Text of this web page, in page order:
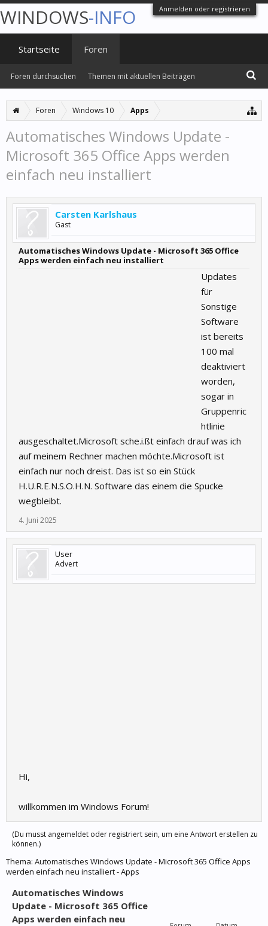
Anmelden oder registrieren
Foren Windows 10 Apps
Automatisches Windows Update -
Microsoft 365 Office Apps werden
einfach neu installiert
Carsten Karlshaus
Gast
Automatisches Windows Update - Microsoft 365 Office
Apps werden einfach neu installiert
Updates
für
Sonstige
Software
ist bereits
100 mal
deaktiviert
worden,
sogar in
Gruppenric
htlinie
ausgeschaltet.Microsoft sche.i.ßt einfach drauf was ich
auf meinem Rechner machen möchte.Microsoft ist
einfach nur noch dreist. Das ist so ein Stück
H.U.R.E.N.S.O.H.N. Software das einem die Spucke
wegbleibt.
4. Juni 2025
User
Advert
Hi,
willkommen im Windows Forum!
(Du musst angemeldet oder registriert sein, um eine Antwort erstellen zu
können.)
Thema: Automatisches Windows Update - Microsoft 365 Office Apps
werden einfach neu installiert - Apps
Automatisches Windows
Update - Microsoft 365 Office
Apps werden einfach neu
WINDOWS-INFO
Startseite Foren
Foren durchsuchen Themen mit aktuellen Beiträgen